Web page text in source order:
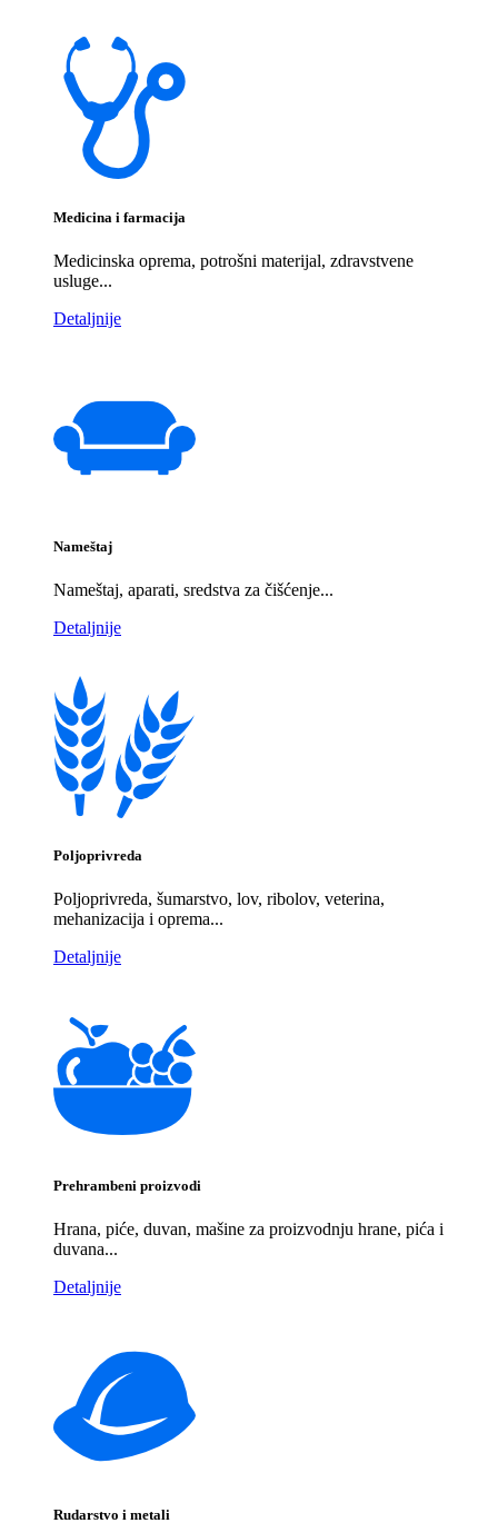
Medicina i farmacija
Medicinska oprema, potrošni materijal, zdravstvene
usluge...
Detaljnije
Nameštaj
Nameštaj, aparati, sredstva za čišćenje...
Detaljnije
Poljoprivreda
Poljoprivreda, šumarstvo, lov, ribolov, veterina,
mehanizacija i oprema...
Detaljnije
Prehrambeni proizvodi
Hrana, piće, duvan, mašine za proizvodnju hrane, pića i
duvana...
Detaljnije
Rudarstvo i metali